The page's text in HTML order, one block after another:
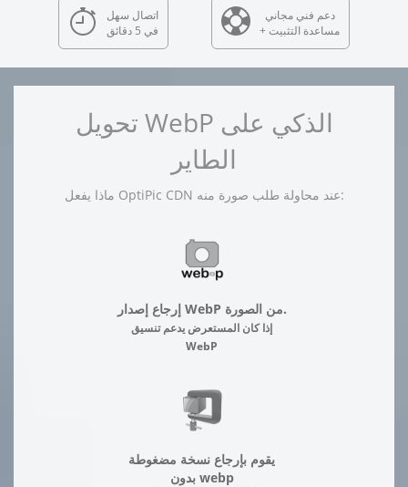
اتصال سهل
في 5 دقائق
دعم فني مجاني
+ مساعدة التثبيت
تحويل WebP الذكي على
الطاير
ماذا يفعل OptiPic CDN عند محاولة طلب صورة منه:
إرجاع إصدار WebP من الصورة.
إذا كان المستعرض يدعم تنسيق
WebP
يقوم بإرجاع نسخة مضغوطة
بدون webp